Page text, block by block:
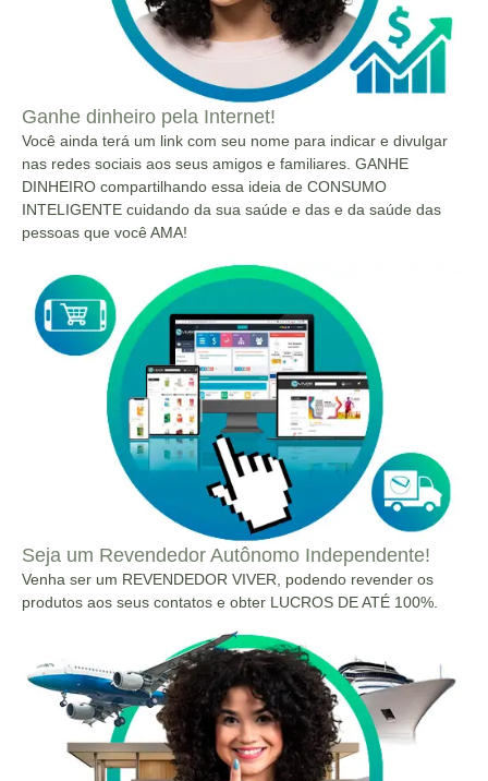
Ganhe dinheiro pela Internet!
Você ainda terá um link com seu nome para indicar e divulgar
nas redes sociais aos seus amigos e familiares. GANHE
DINHEIRO compartilhando essa ideia de CONSUMO
INTELIGENTE cuidando da sua saúde e das e da saúde das
pessoas que você AMA!
Seja um Revendedor Autônomo Independente!
Venha ser um REVENDEDOR VIVER, podendo revender os
produtos aos seus contatos e obter LUCROS DE ATÉ 100%.